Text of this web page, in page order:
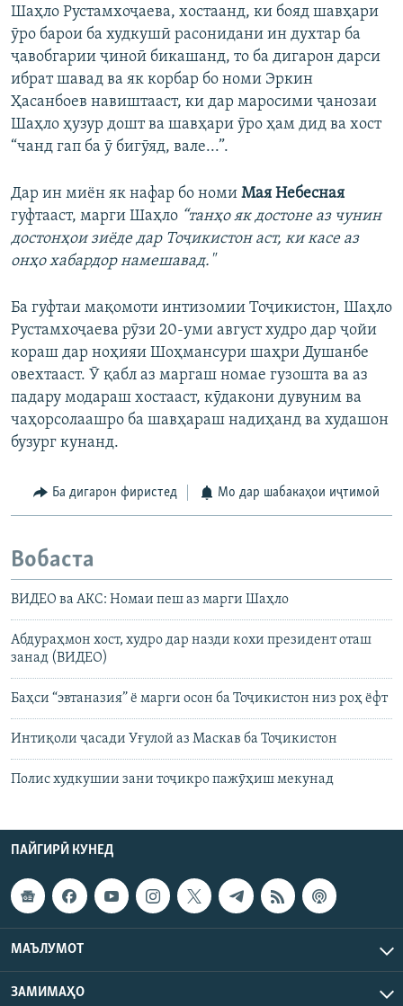
Шаҳло Рустамхоҷаева, хостаанд, ки бояд шавҳари
ӯро барои ба худкушӣ расонидани ин духтар ба
ҷавобгарии ҷиноӣ бикашанд, то ба дигарон дарси
ибрат шавад ва як корбар бо номи Эркин
Ҳасанбоев навиштааст, ки дар маросими ҷанозаи
Шаҳло ҳузур дошт ва шавҳари ӯро ҳам дид ва хост
“чанд гап ба ӯ бигӯяд, вале...”.
Дар ин миён як нафар бо номи Мая Небесная
гуфтааст, марги Шаҳло “танҳо як достоне аз чунин
достонҳои зиёде дар Тоҷикистон аст, ки касе аз
онҳо хабардор намешавад."
Ба гуфтаи мақомоти интизомии Тоҷикистон, Шаҳло
Рустамхоҷаева рӯзи 20-уми август худро дар ҷойи
кораш дар ноҳияи Шоҳмансури шаҳри Душанбе
овехтааст. Ӯ қабл аз маргаш номае гузошта ва аз
падару модараш хостааст, кӯдакони дувуним ва
чаҳорсолаашро ба шавҳараш надиҳанд ва худашон
бузург кунанд.
Ба дигарон фиристед Мо дар шабакаҳои иҷтимоӣ
Вобаста
ВИДЕО ва АКС: Номаи пеш аз марги Шаҳло
Абдураҳмон хост, худро дар назди кохи президент оташ
занад (ВИДЕО)
Баҳси “эвтаназия” ё марги осон ба Тоҷикистон низ роҳ ёфт
Интиқоли ҷасади Уғулой аз Маскав ба Тоҷикистон
Полис худкушии зани тоҷикро пажӯҳиш мекунад
ПАЙГИРӢ КУНЕД
МАЪЛУМОТ
ЗАМИМАҲО